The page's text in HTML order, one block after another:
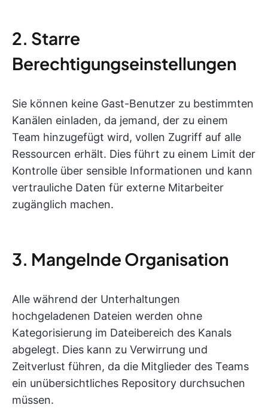
2. Starre
Berechtigungseinstellungen
Sie können keine Gast-Benutzer zu bestimmten
Kanälen einladen, da jemand, der zu einem
Team hinzugefügt wird, vollen Zugriff auf alle
Ressourcen erhält. Dies führt zu einem Limit der
Kontrolle über sensible Informationen und kann
vertrauliche Daten für externe Mitarbeiter
zugänglich machen.
3. Mangelnde Organisation
Alle während der Unterhaltungen
hochgeladenen Dateien werden ohne
Kategorisierung im Dateibereich des Kanals
abgelegt. Dies kann zu Verwirrung und
Zeitverlust führen, da die Mitglieder des Teams
ein unübersichtliches Repository durchsuchen
müssen.